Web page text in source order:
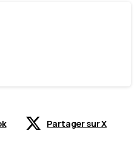
Partager sur X